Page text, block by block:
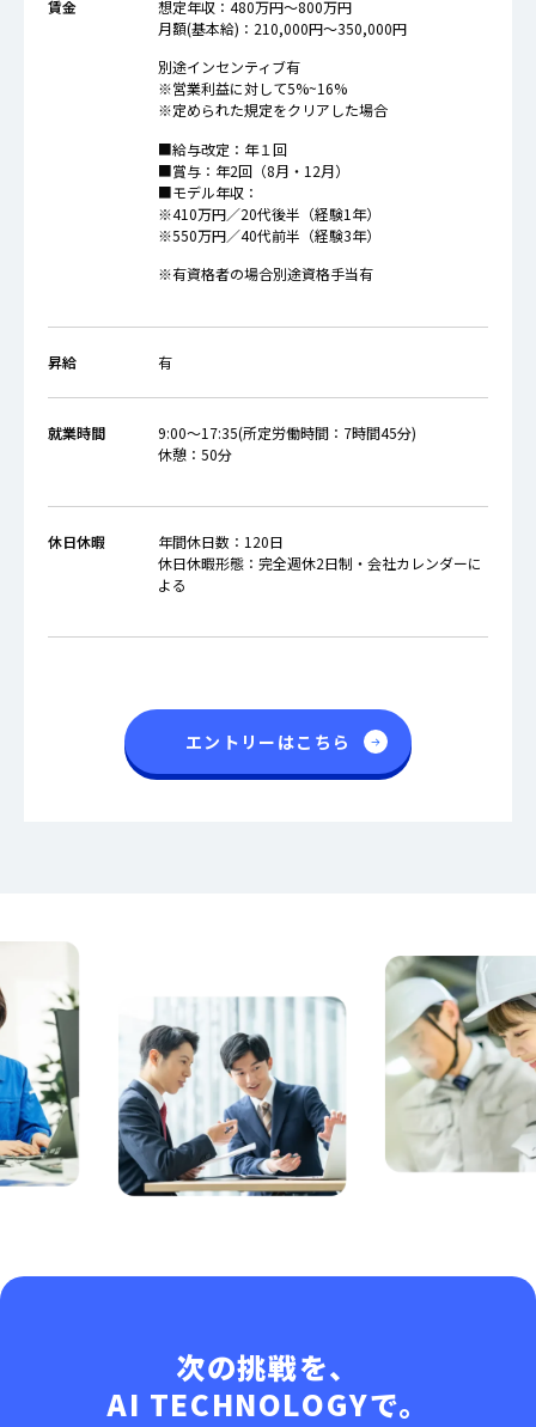
賃金
想定年収：480万円～800万円
月額(基本給)：210,000円～350,000円
別途インセンティブ有
※営業利益に対して5%~16%
※定められた規定をクリアした場合
■給与改定：年１回
■賞与：年2回（8月・12月）
■モデル年収：
※410万円／20代後半（経験1年）
※550万円／40代前半（経験3年）
※有資格者の場合別途資格手当有
昇給 有
就業時間
9:00～17:35(所定労働時間：7時間45分)
休憩：50分
休日休暇
年間休日数：120日
休日休暇形態：完全週休2日制・会社カレンダーに
よる
エントリーはこちら
次の挑戦を、
AI TECHNOLOGYで。